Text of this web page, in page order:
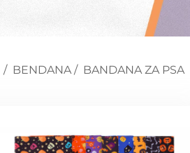
/ BENDANA / BANDANA ZA PSA